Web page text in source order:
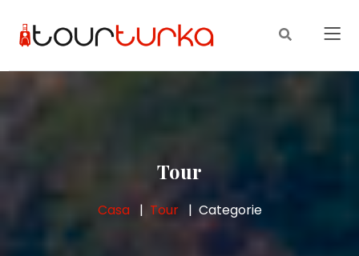
Tour
Casa Tour Categorie